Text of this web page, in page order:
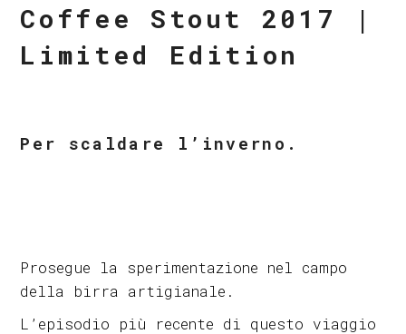
Coffee Stout 2017 |
Limited Edition
Per scaldare l’inverno.
Prosegue la sperimentazione nel campo
della birra artigianale.
L’episodio più recente di questo viaggio